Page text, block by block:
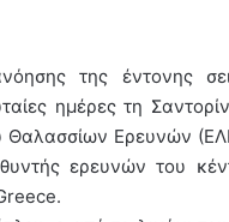
της έντονης
ημέρες τη
Θαλασσίων Ερευνών
ερευνών του